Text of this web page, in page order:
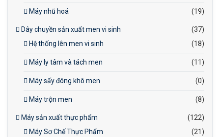
Máy nhũ hoá (19)
Dây chuyền sản xuất men vi sinh
(37)
Hệ thống lên men vi sinh
(18)
Máy ly tâm và tách men (11)
Máy sấy đông khô men (0)
Máy trộn men (8)
Máy sản xuất thực phẩm
(122)
Máy Sơ Chế Thực Phẩm
(21)